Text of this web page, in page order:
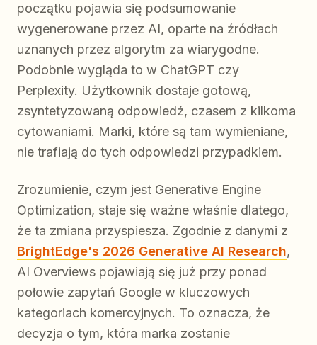
początku pojawia się podsumowanie
wygenerowane przez AI, oparte na źródłach
uznanych przez algorytm za wiarygodne.
Podobnie wygląda to w ChatGPT czy
Perplexity. Użytkownik dostaje gotową,
zsyntetyzowaną odpowiedź, czasem z kilkoma
cytowaniami. Marki, które są tam wymieniane,
nie trafiają do tych odpowiedzi przypadkiem.
Zrozumienie, czym jest Generative Engine
Optimization, staje się ważne właśnie dlatego,
że ta zmiana przyspiesza. Zgodnie z danymi z
BrightEdge's 2026 Generative AI Research,
AI Overviews pojawiają się już przy ponad
połowie zapytań Google w kluczowych
kategoriach komercyjnych. To oznacza, że
decyzja o tym, która marka zostanie